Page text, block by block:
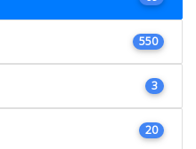
550
3
20